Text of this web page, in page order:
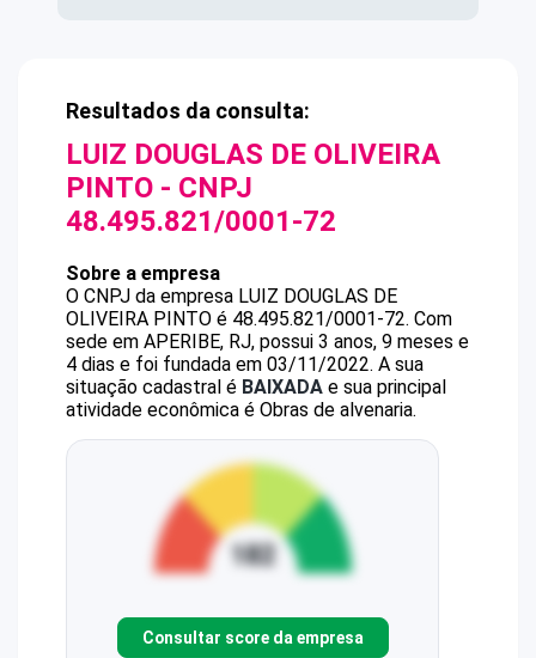
Resultados da consulta:
LUIZ DOUGLAS DE OLIVEIRA
PINTO - CNPJ
48.495.821/0001-72
Sobre a empresa
O CNPJ da empresa LUIZ DOUGLAS DE
OLIVEIRA PINTO é 48.495.821/0001-72. Com
sede em APERIBE, RJ, possui 3 anos, 9 meses e
4 dias e foi fundada em 03/11/2022. A sua
situação cadastral é BAIXADA e sua principal
atividade econômica é Obras de alvenaria.
Consultar score da empresa